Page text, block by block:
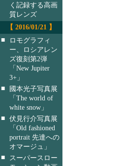
く記録する高画
質レンズ
【 2016/01/21 】
■
ロモグラフィ
ー、ロシアレン
ズ復刻第2弾
「New Jupiter
3+」
■
國本光子写真展
「The world of
white snow」
■ 伏見行介写真展
「Old fashioned
portrait 先達への
オマージュ」
■
スーパースロー